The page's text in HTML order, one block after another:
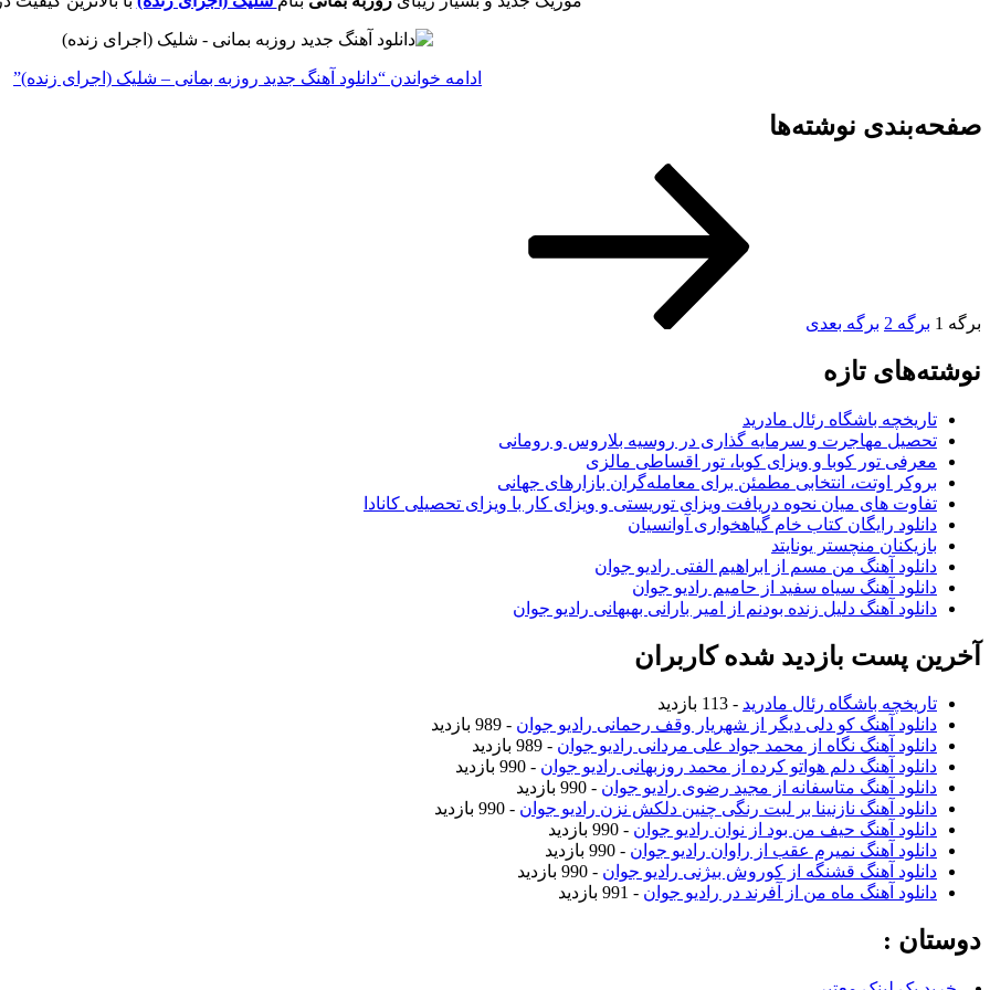
ادامه خواندن “دانلود آهنگ جدید روزبه بمانی – شلیک (اجرای زنده)”
صفحه‌بندی نوشته‌ها
برگه 1 برگه 2 برگه بعدی
نوشته‌های تازه
تاریخچه باشگاه رئال مادرید
تحصیل مهاجرت و سرمایه گذاری در روسیه بلاروس و رومانی
معرفی تور کوبا و ویزای کوبا، تور اقساطی مالزی
بروکر اوتت، انتخابی مطمئن برای معامله‌گران بازارهای جهانی
تفاوت های میان نحوه دریافت ویزای توریستی و ویزای کار با ویزای تحصیلی کانادا
دانلود رایگان کتاب خام گیاهخواری آوانسیان
بازیکنان منچستر یونایتد
دانلود آهنگ من مسم از ابراهیم الفتی رادیو جوان
دانلود آهنگ سیاه سفید از حامیم رادیو جوان
دانلود آهنگ دلیل زنده بودنم از امیر بارانی بهبهانی رادیو جوان
آخرین پست بازدید شده کاربران
تاریخچه باشگاه رئال مادرید - 113 بازدید
دانلود آهنگ کو دلی دیگر از شهریار وقف رحمانی رادیو جوان - 989 بازدید
دانلود آهنگ نگاه از محمد جواد علی مردانی رادیو جوان - 989 بازدید
دانلود آهنگ دلم هواتو کرده از محمد روزبهانی رادیو جوان - 990 بازدید
دانلود آهنگ متاسفانه از مجید رضوی رادیو جوان - 990 بازدید
دانلود آهنگ نازنینا بر لبت رنگی چنین دلکش نزن رادیو جوان - 990 بازدید
دانلود آهنگ حیف من بود از نوان رادیو جوان - 990 بازدید
دانلود آهنگ نمیرم عقب از راوان رادیو جوان - 990 بازدید
دانلود آهنگ قشنگه از کوروش بیژنی رادیو جوان - 990 بازدید
دانلود آهنگ ماه من از آفرند در رادیو جوان - 991 بازدید
دوستان :